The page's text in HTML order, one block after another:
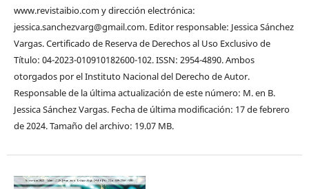
www.revistaibio.com y dirección electrónica:
jessica.sanchezvarg@gmail.com. Editor responsable: Jessica Sánchez
Vargas. Certificado de Reserva de Derechos al Uso Exclusivo de
Título: 04-2023-010910182600-102. ISSN: 2954-4890. Ambos
otorgados por el Instituto Nacional del Derecho de Autor.
Responsable de la última actualización de este número: M. en B.
Jessica Sánchez Vargas. Fecha de última modificación: 17 de febrero
de 2024. Tamaño del archivo: 19.07 MB.